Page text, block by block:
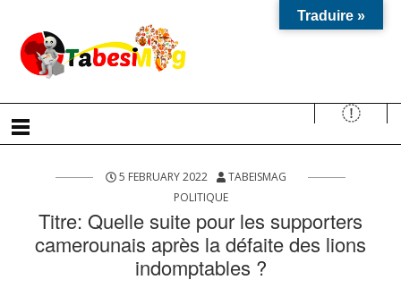
5 FEBRUARY 2022
TABEISMAG
POLITIQUE
Titre: Quelle suite pour les supporters
camerounais après la défaite des lions
indomptables ?
Traduire »